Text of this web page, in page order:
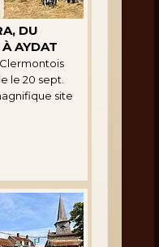
DU
AYDAT
le 20 sept.
site